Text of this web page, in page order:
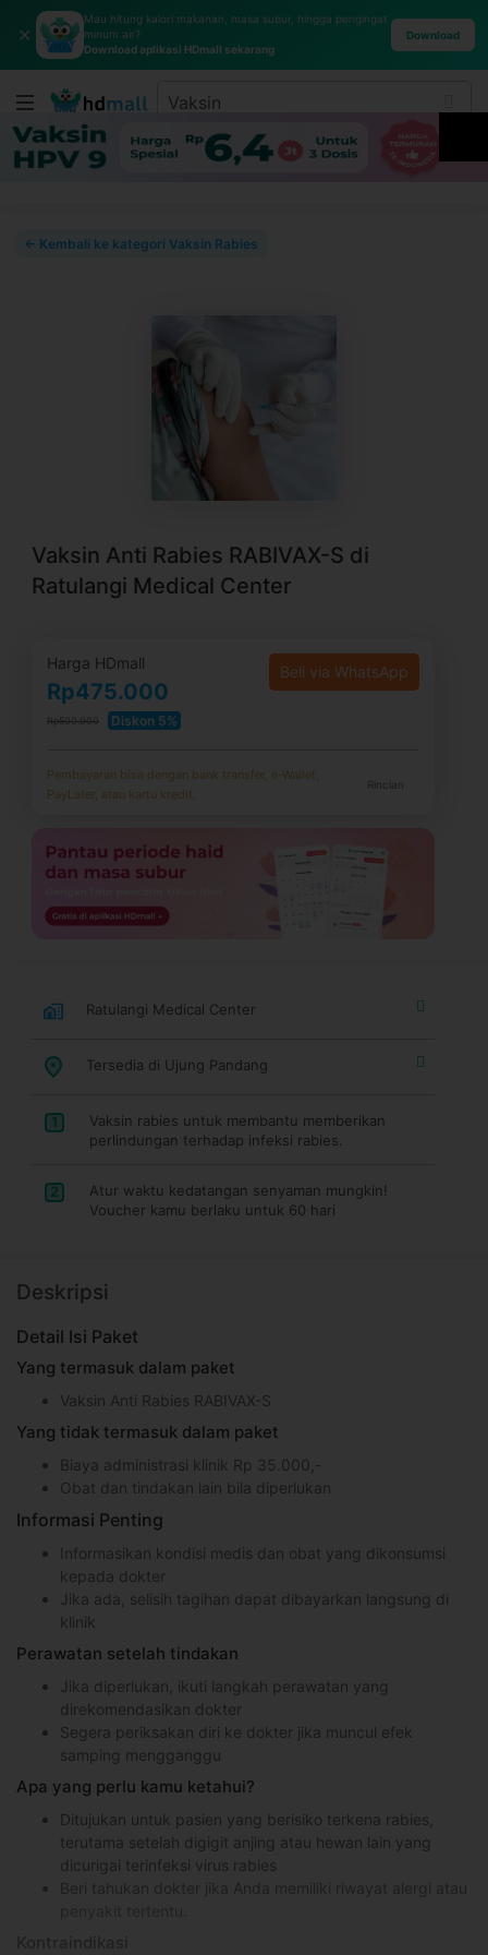
✕
Mau hitung kalori makanan, masa subur, hingga pengingat
minum air?
Download aplikasi HDmall sekarang
Download
← Kembali ke kategori Vaksin Rabies
Vaksin Anti Rabies RABIVAX-S di
Ratulangi Medical Center
Harga HDmall
Rp475.000
Rp500.000 Diskon 5%
Beli via WhatsApp
Pembayaran bisa dengan bank transfer, e-Wallet,
PayLater, atau kartu kredit.
Rincian
Ratulangi Medical Center
Tersedia di Ujung Pandang
1
Vaksin rabies untuk membantu memberikan
perlindungan terhadap infeksi rabies.
2
Atur waktu kedatangan senyaman mungkin!
Voucher kamu berlaku untuk 60 hari
Deskripsi
Detail Isi Paket
Yang termasuk dalam paket
Vaksin Anti Rabies RABIVAX-S
Yang tidak termasuk dalam paket
Biaya administrasi klinik Rp 35.000,-
Obat dan tindakan lain bila diperlukan
Informasi Penting
Informasikan kondisi medis dan obat yang dikonsumsi
kepada dokter
Jika ada, selisih tagihan dapat dibayarkan langsung di
klinik
Perawatan setelah tindakan
Jika diperlukan, ikuti langkah perawatan yang
direkomendasikan dokter
Segera periksakan diri ke dokter jika muncul efek
samping mengganggu
Apa yang perlu kamu ketahui?
Ditujukan untuk pasien yang berisiko terkena rabies,
terutama setelah digigit anjing atau hewan lain yang
dicurigai terinfeksi virus rabies
Beri tahukan dokter jika Anda memiliki riwayat alergi atau